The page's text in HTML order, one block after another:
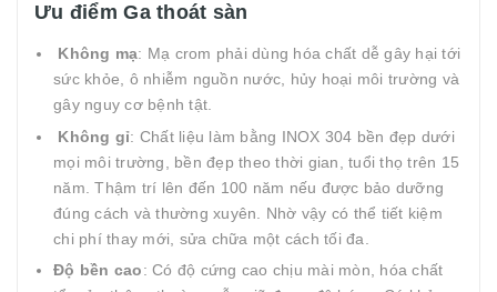
Ưu điểm Ga thoát sàn
Không mạ: Mạ crom phải dùng hóa chất dễ gây hại tới
sức khỏe, ô nhiễm nguồn nước, hủy hoại môi trường và
gây nguy cơ bệnh tật.
Không gỉ: Chất liệu làm bằng INOX 304 bền đẹp dưới
mọi môi trường, bền đẹp theo thời gian, tuổi thọ trên 15
năm. Thậm trí lên đến 100 năm nếu được bảo dưỡng
đúng cách và thường xuyên. Nhờ vậy có thể tiết kiệm
chi phí thay mới, sửa chữa một cách tối đa.
Độ bền cao: Có độ cứng cao chịu mài mòn, hóa chất